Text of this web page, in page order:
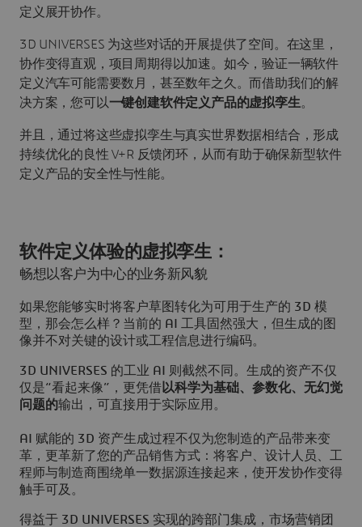
定义展开协作。
3D UNIVERSES 为这些对话的开展提供了空间。在这里，
协作变得直观，项目周期得以加速。如今，验证一辆软件
定义汽车可能需要数月，甚至数年之久。而借助我们的解
决方案，您可以一键创建软件定义产品的虚拟孪生。
并且，通过将这些虚拟孪生与真实世界数据相结合，形成
持续优化的良性 V+R 反馈闭环，从而有助于确保新型软件
定义产品的安全性与性能。
软件定义体验的虚拟孪生：
畅想以客户为中心的业务新风貌
如果您能够实时将客户草图转化为可用于生产的 3D 模
型，那会怎么样？当前的 AI 工具固然强大，但生成的图
像并不对关键的设计或工程信息进行编码。
3D UNIVERSES 的工业 AI 则截然不同。生成的资产不仅
仅是“看起来像”，更凭借以科学为基础、参数化、无幻觉
问题的输出，可直接用于实际应用。
AI 赋能的 3D 资产生成过程不仅为您制造的产品带来变
革，更革新了您的产品销售方式：将客户、设计人员、工
程师与制造商围绕单一数据源连接起来，使开发协作变得
触手可及。
得益于 3D UNIVERSES 实现的跨部门集成，市场营销团